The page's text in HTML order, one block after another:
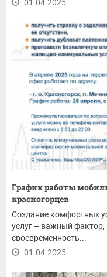
01.04.2025
График работы
красногорцев
Создание комфортных
услуг – важный фактор,
своевременность...
01.04.2025